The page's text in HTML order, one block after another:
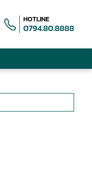
HOTLINE
0794.80.8888